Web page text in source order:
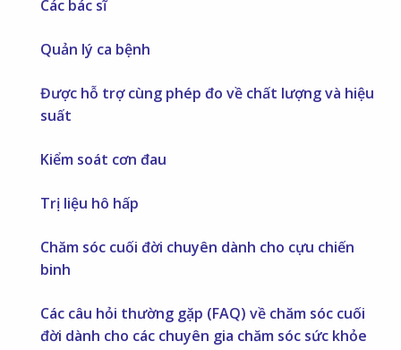
Các bác sĩ
Quản lý ca bệnh
Được hỗ trợ cùng phép đo về chất lượng và hiệu
suất
Kiểm soát cơn đau
Trị liệu hô hấp
Chăm sóc cuối đời chuyên dành cho cựu chiến
binh
Các câu hỏi thường gặp (FAQ) về chăm sóc cuối
đời dành cho các chuyên gia chăm sóc sức khỏe